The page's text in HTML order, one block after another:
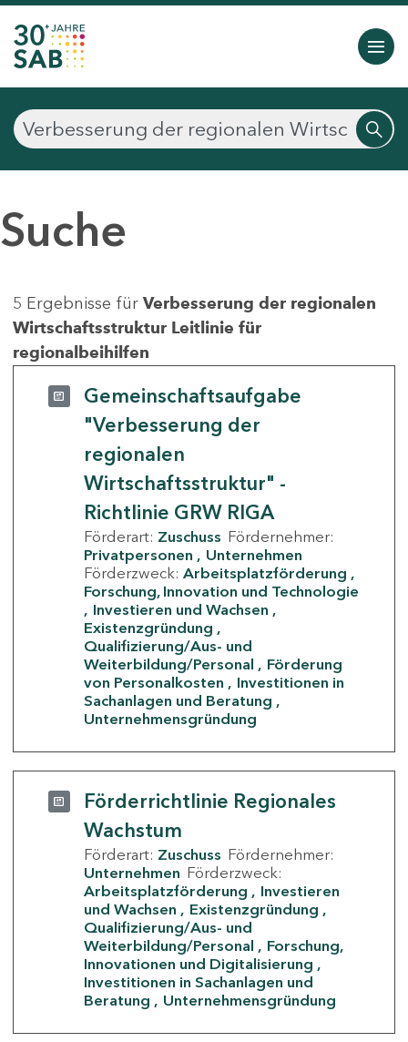
Suche
5 Ergebnisse für Verbesserung der regionalen
Wirtschaftsstruktur Leitlinie für
regionalbeihilfen
Gemeinschaftsaufgabe
"Verbesserung der
regionalen
Wirtschaftsstruktur" -
Richtlinie GRW RIGA
Förderart: Zuschuss Fördernehmer:
Privatpersonen
Unternehmen
Förderzweck: Arbeitsplatzförderung
Forschung, Innovation und Technologie
Investieren und Wachsen
Existenzgründung
Qualifizierung/Aus- und
Weiterbildung/Personal
Förderung
von Personalkosten
Investitionen in
Sachanlagen und Beratung
Unternehmensgründung
Förderrichtlinie Regionales
Wachstum
Förderart: Zuschuss Fördernehmer:
Unternehmen Förderzweck:
Arbeitsplatzförderung
Investieren
und Wachsen
Existenzgründung
Qualifizierung/Aus- und
Weiterbildung/Personal
Forschung,
Innovationen und Digitalisierung
Investitionen in Sachanlagen und
Beratung
Unternehmensgründung